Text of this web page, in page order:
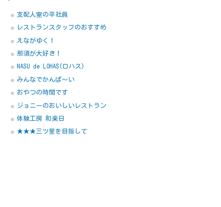
支配人室の平社員
レストランスタッフのおすすめ
えながゆく！
那須が大好き！
NASU de LOHAS(ロハス)
みんなでかんぱ～い
おやつの時間です
ジョニーのおいしいレストラン
体験工房 和楽日
★★★三ツ星を目指して